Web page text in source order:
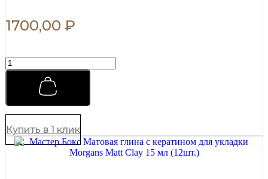
1700,00 ₽
Легкий
финишный
укладки
волос
Morgans
75
мл
Купить в 1 клик